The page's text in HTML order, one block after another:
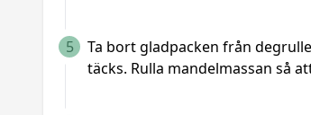
5
Ta bort gladpacken från
täcks. Rulla mandelmassan så